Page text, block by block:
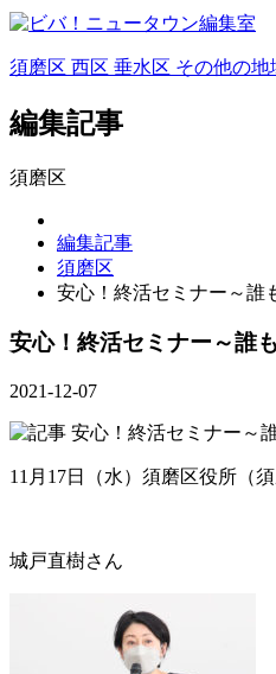
須磨区 西区 垂水区 その他の地
編集記事
須磨区
編集記事
須磨区
安心！終活セミナー～誰
安心！終活セミナー～誰
2021-12-07
11月17日（水）須磨区役所（
城戸直樹さん